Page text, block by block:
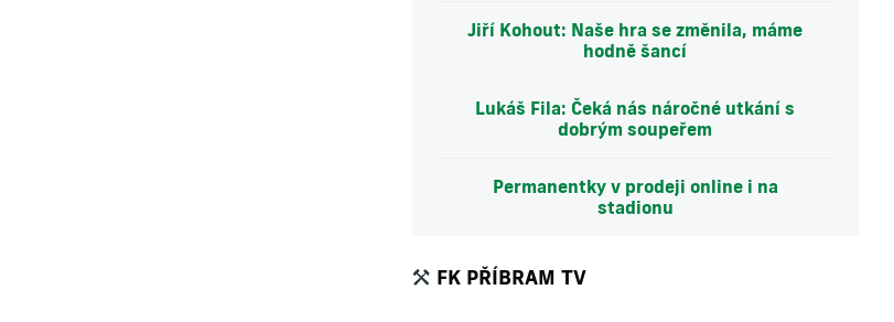
Jiří Kohout: Naše hra se změnila, máme
hodně šancí
Lukáš Fila: Čeká nás náročné utkání s
dobrým soupeřem
Permanentky v prodeji online i na
stadionu
FK PŘÍBRAM TV